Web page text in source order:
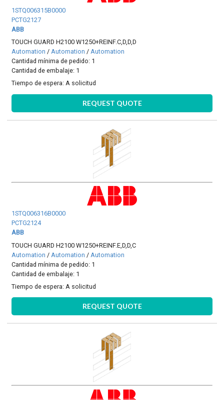
1STQ006315B0000
PCTG2127
ABB
TOUCH GUARD H2100 W1250+REINF.C,D,D,D
Automation /Automation /Automation
Cantidad mínima de pedido: 1
Cantidad de embalaje: 1
Tiempo de espera:A solicitud
REQUEST QUOTE
1STQ006316B0000
PCTG2124
ABB
TOUCH GUARD H2100 W1250+REINF.E,D,D,C
Automation / Automation / Automation
Cantidad mínima de pedido: 1
Cantidad de embalaje: 1
Tiempo de espera: A solicitud
REQUEST QUOTE